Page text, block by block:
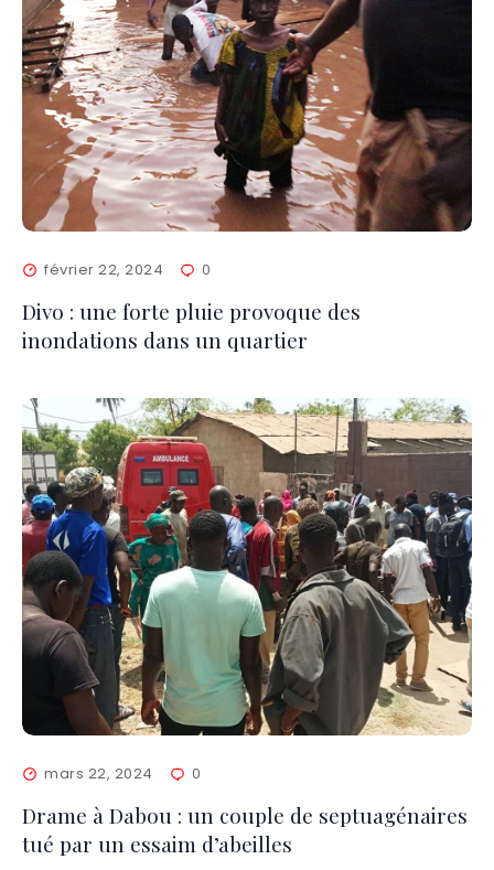
février 22, 2024 0
Divo : une forte pluie provoque des
inondations dans un quartier
mars 22, 2024 0
Drame à Dabou : un couple de septuagénaires
tué par un essaim d’abeilles